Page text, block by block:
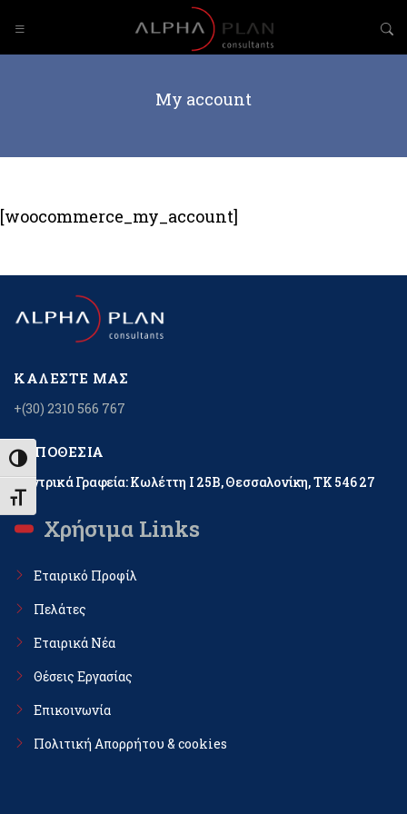
Εναλλαγή Υψηλής Αντίθεσης
Εναλλαγή Μεγέθους Γραμμάτων
My account
[woocommerce_my_account]
ΚΑΛΈΣΤΕ ΜΑΣ
+(30) 2310 566 767
ΤΟΠΟΘΕΣΊΑ
Κεντρικά Γραφεία: Κωλέττη Ι 25Β, Θεσσαλονίκη, ΤΚ 546 27
Χρήσιμα Links
Εταιρικό Προφίλ
Πελάτες
Εταιρικά Νέα
Θέσεις Εργασίας
Επικοινωνία
Πολιτική Απορρήτου & cookies